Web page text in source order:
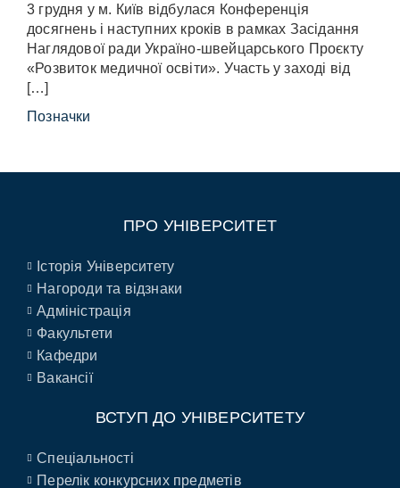
3 грудня у м. Київ відбулася Конференція
досягнень і наступних кроків в рамках Засідання
Наглядової ради Україно-швейцарського Проєкту
«Розвиток медичної освіти». Участь у заході від
[…]
Позначки
ПРО УНІВЕРСИТЕТ
Історія Університету
Нагороди та відзнаки
Адміністрація
Факультети
Кафедри
Вакансії
ВСТУП ДО УНІВЕРСИТЕТУ
Спеціальності
Перелік конкурсних предметів